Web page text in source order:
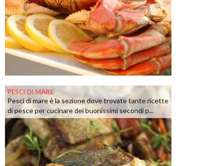
PESCI DI MARE
Pesci di mare è la sezione dove trovate tante ricette
di pesce per cucinare dei buonissimi secondi p...